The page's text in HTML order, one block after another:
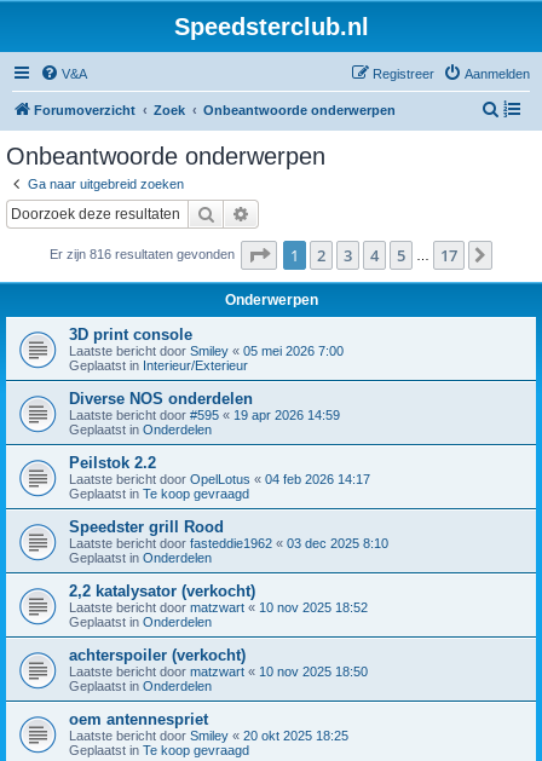
Speedsterclub.nl
V&A Aanmelden
Registreer
Forumoverzicht Zoek Onbeantwoorde onderwerpen
Z
Onbeantwoorde onderwerpen
Ga naar uitgebreid zoeken
Zoek
Er zijn 816 resultaten gevonden Pagina van 17
1 2 3 4 5 17
Onderwerpen
3D print console
Laatste bericht door Smiley « 05 mei 2026 7:00
Geplaatst in Interieur/Exterieur
Diverse NOS onderdelen
Laatste bericht door #595 « 19 apr 2026 14:59
Geplaatst in Onderdelen
Peilstok 2.2
Laatste bericht door OpelLotus « 04 feb 2026 14:17
Geplaatst in Te koop gevraagd
Speedster grill Rood
Laatste bericht door fasteddie1962 « 03 dec 2025 8:10
Geplaatst in Onderdelen
2,2 katalysator (verkocht)
Laatste bericht door matzwart « 10 nov 2025 18:52
Geplaatst in Onderdelen
achterspoiler (verkocht)
Laatste bericht door matzwart « 10 nov 2025 18:50
Geplaatst in Onderdelen
oem antennespriet
Laatste bericht door Smiley « 20 okt 2025 18:25
Geplaatst in Te koop gevraagd